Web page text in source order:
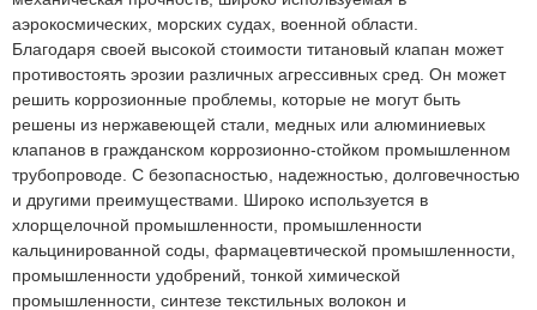
аэрокосмических, морских судах, военной области.
Благодаря своей высокой стоимости титановый клапан может
противостоять эрозии различных агрессивных сред. Он может
решить коррозионные проблемы, которые не могут быть
решены из нержавеющей стали, медных или алюминиевых
клапанов в гражданском коррозионно-стойком промышленном
трубопроводе. С безопасностью, надежностью, долговечностью
и другими преимуществами. Широко используется в
хлорщелочной промышленности, промышленности
кальцинированной соды, фармацевтической промышленности,
промышленности удобрений, тонкой химической
промышленности, синтезе текстильных волокон и